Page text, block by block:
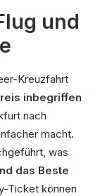
und
Kreuzfahrt
inbegriffen
nach
macht.
was
das Beste
Ticket können